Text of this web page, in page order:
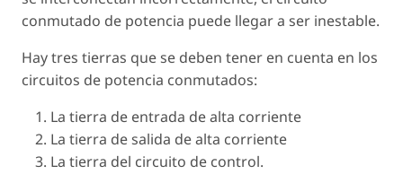
conmutado de potencia puede llegar a ser inestable.
Hay tres tierras que se deben tener en cuenta en los
circuitos de potencia conmutados:
La tierra de entrada de alta corriente
La tierra de salida de alta corriente
La tierra del circuito de control.